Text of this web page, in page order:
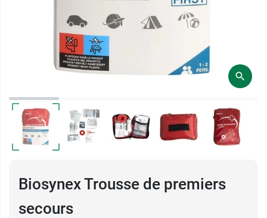
Biosynex Trousse de premiers
secours